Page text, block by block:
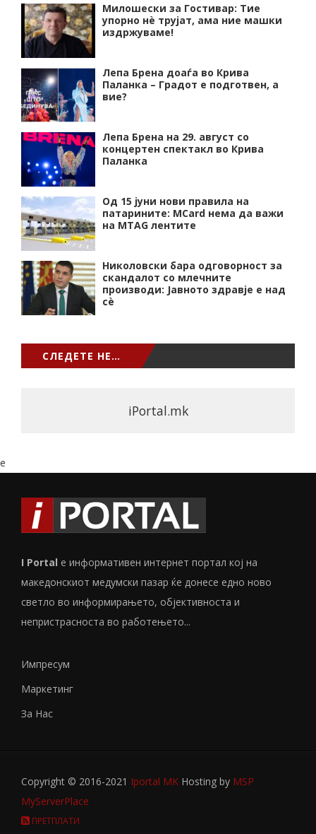
Милошески за Гостивар: Тие
упорно нѐ трујат, ама ние машки
издржуваме!
Лепа Брена доаѓа во Крива
Паланка – Градот е подготвен, а
вие?
Лепа Брена на 29. август со
концертен спектакл во Крива
Паланка
Од 15 јуни нови правила на
патарините: MCard нема да важи
на MTAG лентите
Николовски бара одговорност за
скандалот со млечните
производи: Јавното здравје е над
сѐ
СЛЕДЕТЕ НЕ…
iPortal.mk
e
I Portal е информативен интернет портал кој на
македонскиот медумски пазар ќе донесе едно ново
светло во информирањето, објективноста и
непристрасноста во работењето...
Импресум
Маркетинг
За Нас
Copyright © 2016-2021 Iportal MK Hosting by MSP
MyServerPlace
ПРЕТПЛАТИ